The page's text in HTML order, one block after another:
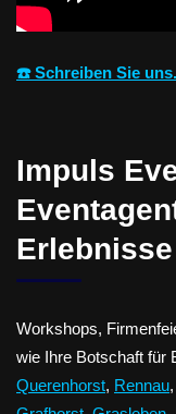
☎️ Schreiben Sie uns.
Impuls
Workshops,
wie Ihre Botschaft für
Querenhorst, Rennau,